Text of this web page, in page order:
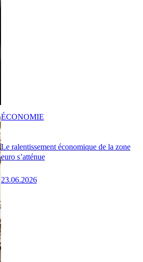
Le ralentissement économique de la zone
euro s’atténue
23.06.2026
ÉCONOMIE